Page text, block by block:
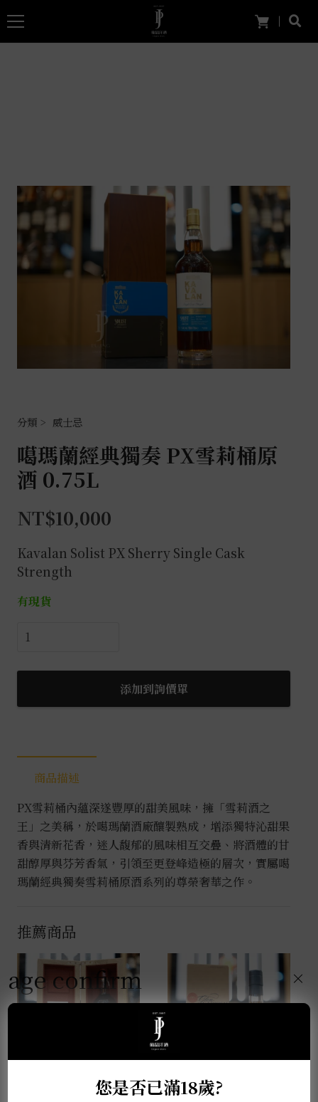
威士忌
噶瑪蘭經典獨奏 PX雪莉桶原
酒 0.75L
NT$10,000
Kavalan Solist PX Sherry Single Cask
Strength
有現貨
噶
蘭
典
PX
桶
原
酒
0.75L
數
添加到詢價單
商品描述
PX雪莉桶內蘊深遂豐厚的甜美風味，擁「雪莉酒之
王」之美稱，於噶瑪蘭酒廠釀製熟成，增添獨特沁甜果
香與清新花香，迷人馥郁的風味相互交疊、將酒體的甘
甜醇厚與芬芳香氣，引領至更登峰造極的層次，實屬噶
瑪蘭經典獨奏雪莉桶原酒系列的尊榮奢華之作。
推薦商品
麥卡倫THE RED
格蘭蓋瑞典藏特級單一
age confirm
您是否已滿18歲?
×